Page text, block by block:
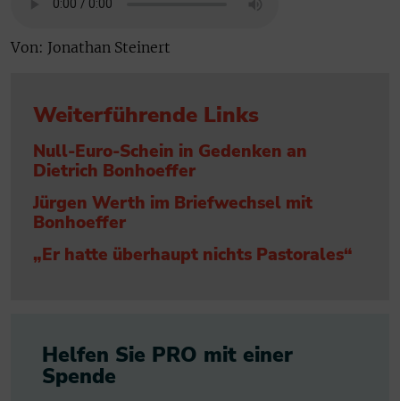
Von: Jonathan Steinert
Weiterführende Links
Null-Euro-Schein in Gedenken an
Dietrich Bonhoeffer
Jürgen Werth im Briefwechsel mit
Bonhoeffer
„Er hatte überhaupt nichts Pastorales“
Helfen Sie PRO mit einer
Spende